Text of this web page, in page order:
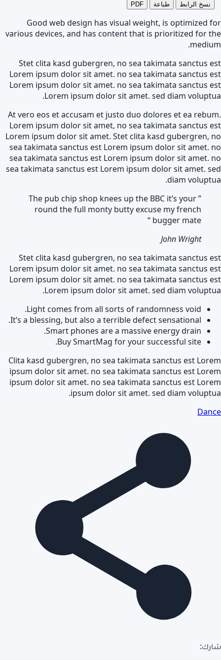
نسخ الرابط طباعة PDF
Good web design has visual weight, is optimized for
various devices, and has content that is prioritized for the
medium.
Stet clita kasd gubergren, no sea takimata sanctus est
Lorem ipsum dolor sit amet. no sea takimata sanctus est
Lorem ipsum dolor sit amet. no sea takimata sanctus est
Lorem ipsum dolor sit amet. sed diam voluptua.
At vero eos et accusam et justo duo dolores et ea rebum.
Lorem ipsum dolor sit amet, no sea takimata sanctus est
Lorem ipsum dolor sit amet. Stet clita kasd gubergren, no
sea takimata sanctus est Lorem ipsum dolor sit amet. no
sea takimata sanctus est Lorem ipsum dolor sit amet. no
sea takimata sanctus est Lorem ipsum dolor sit amet. sed
diam voluptua.
” The pub chip shop knees up the BBC it’s your
round the full monty butty excuse my french
bugger mate “
John Wright
Stet clita kasd gubergren, no sea takimata sanctus est
Lorem ipsum dolor sit amet. no sea takimata sanctus est
Lorem ipsum dolor sit amet. no sea takimata sanctus est
Lorem ipsum dolor sit amet. sed diam voluptua.
Light comes from all sorts of randomness void.
It’s a blessing, but also a terrible defect sensational.
Smart phones are a massive energy drain.
Buy SmartMag for your successful site.
Clita kasd gubergren, no sea takimata sanctus est Lorem
ipsum dolor sit amet. no sea takimata sanctus est Lorem
ipsum dolor sit amet. no sea takimata sanctus est Lorem
ipsum dolor sit amet. sed diam voluptua.
Dance
شارك: